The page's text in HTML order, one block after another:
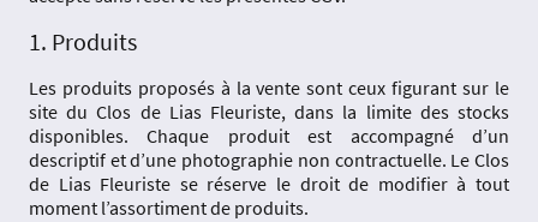
1. Produits
Les produits proposés à la vente sont ceux figurant sur le
site du Clos de Lias Fleuriste, dans la limite des stocks
disponibles. Chaque produit est accompagné d’un
descriptif et d’une photographie non contractuelle. Le Clos
de Lias Fleuriste se réserve le droit de modifier à tout
moment l’assortiment de produits.